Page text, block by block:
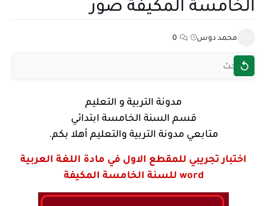
الخامسة المكيفة صور
محمد دوس 0
مدونة التربية و التعليم
قسم السنة الخامسة ابتدائي
متابعي مدونة التربية والتعليم أهلا بكم.
اختبار تجريبي للمقطع الاول في مادة اللغة العربية
للسنة الخامسة المكيفة word